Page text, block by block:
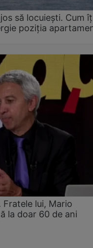
să locuiești. Cum
poziția
Fratele lui, Mario
la doar 60 de ani